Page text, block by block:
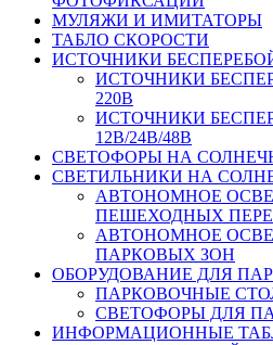
МУЛЯЖИ И ИМИТАТОРЫ
ТАБЛО СКОРОСТИ
ИСТОЧНИКИ
ИСТОЧНИКИ
220В
ИСТОЧНИКИ
12В/24В/48В
СВЕТОФОРЫ НА
СВЕТИЛЬНИКИ НА
АВТОНОМНОЕ
ПЕШЕХОДНЫХ
АВТОНОМНОЕ
ПАРКОВЫХ ЗОН
ОБОРУДОВАНИЕ ДЛЯ
ПАРКОВОЧНЫЕ
СВЕТОФОРЫ ДЛЯ
ИНФОРМАЦИОННЫЕ